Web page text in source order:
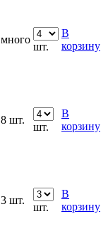
много
шт.
В
корзину
8 шт.
шт.
В
корзину
3 шт.
шт.
В
корзину